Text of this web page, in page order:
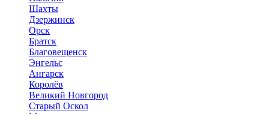
Шахты
Дзержинск
Орск
Братск
Благовещенск
Энгельс
Ангарск
Королёв
Великий Новгород
Старый Оскол